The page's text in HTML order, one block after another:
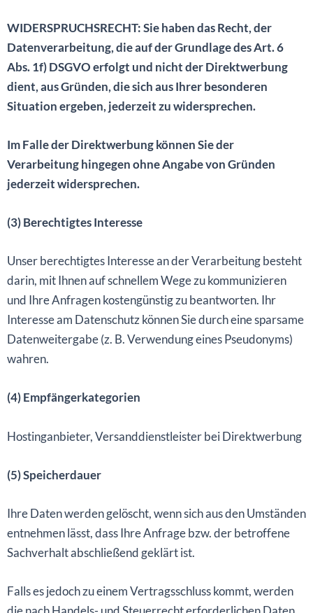
WIDERSPRUCHSRECHT: Sie haben das Recht, der
Datenverarbeitung, die auf der Grundlage des Art. 6
Abs. 1f) DSGVO erfolgt und nicht der Direktwerbung
dient, aus Gründen, die sich aus Ihrer besonderen
Situation ergeben, jederzeit zu widersprechen.
Im Falle der Direktwerbung können Sie der
Verarbeitung hingegen ohne Angabe von Gründen
jederzeit widersprechen.
(3) Berechtigtes Interesse
Unser berechtigtes Interesse an der Verarbeitung besteht
darin, mit Ihnen auf schnellem Wege zu kommunizieren
und Ihre Anfragen kostengünstig zu beantworten. Ihr
Interesse am Datenschutz können Sie durch eine sparsame
Datenweitergabe (z. B. Verwendung eines Pseudonyms)
wahren.
(4) Empfängerkategorien
Hostinganbieter, Versanddienstleister bei Direktwerbung
(5) Speicherdauer
Ihre Daten werden gelöscht, wenn sich aus den Umständen
entnehmen lässt, dass Ihre Anfrage bzw. der betroffene
Sachverhalt abschließend geklärt ist.
Falls es jedoch zu einem Vertragsschluss kommt, werden